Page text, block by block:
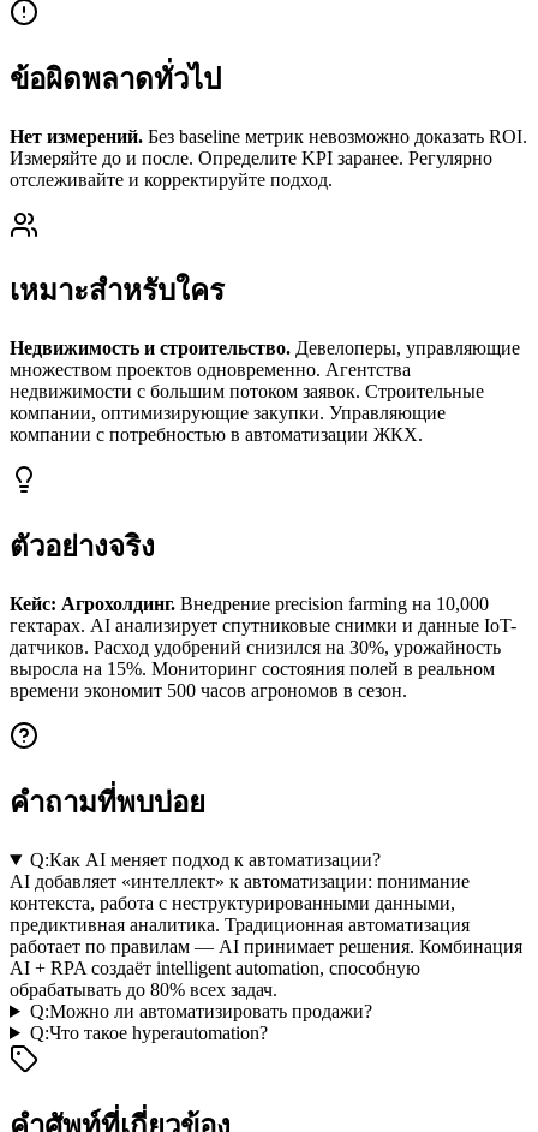
ข้อผิดพลาดทั่วไป
Нет измерений. Без baseline метрик невозможно доказать ROI.
Измеряйте до и после. Определите KPI заранее. Регулярно
отслеживайте и корректируйте подход.
เหมาะสำหรับใคร
Недвижимость и строительство. Девелоперы, управляющие
множеством проектов одновременно. Агентства
недвижимости с большим потоком заявок. Строительные
компании, оптимизирующие закупки. Управляющие
компании с потребностью в автоматизации ЖКХ.
ตัวอย่างจริง
Кейс: Агрохолдинг. Внедрение precision farming на 10,000
гектарах. AI анализирует спутниковые снимки и данные IoT-
датчиков. Расход удобрений снизился на 30%, урожайность
выросла на 15%. Мониторинг состояния полей в реальном
времени экономит 500 часов агрономов в сезон.
คำถามที่พบบ่อย
Q:Как AI меняет подход к автоматизации?
AI добавляет «интеллект» к автоматизации: понимание
контекста, работа с неструктурированными данными,
предиктивная аналитика. Традиционная автоматизация
работает по правилам — AI принимает решения. Комбинация
AI + RPA создаёт intelligent automation, способную
обрабатывать до 80% всех задач.
Q:Можно ли автоматизировать продажи?
Q:Что такое hyperautomation?